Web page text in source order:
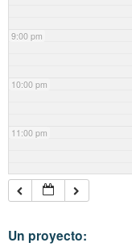
9:00 pm
10:00 pm
11:00 pm
Un proyecto: